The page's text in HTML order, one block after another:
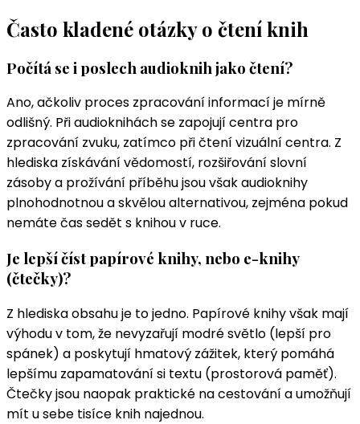
Často kladené otázky o čtení knih
Počítá se i poslech audioknih jako čtení?
Ano, ačkoliv proces zpracování informací je mírně
odlišný. Při audioknihách se zapojují centra pro
zpracování zvuku, zatímco při čtení vizuální centra. Z
hlediska získávání vědomostí, rozšiřování slovní
zásoby a prožívání příběhu jsou však audioknihy
plnohodnotnou a skvělou alternativou, zejména pokud
nemáte čas sedět s knihou v ruce.
Je lepší číst papírové knihy, nebo e-knihy
(čtečky)?
Z hlediska obsahu je to jedno. Papírové knihy však mají
výhodu v tom, že nevyzařují modré světlo (lepší pro
spánek) a poskytují hmatový zážitek, který pomáhá
lepšímu zapamatování si textu (prostorová paměť).
Čtečky jsou naopak praktické na cestování a umožňují
mít u sebe tisíce knih najednou.